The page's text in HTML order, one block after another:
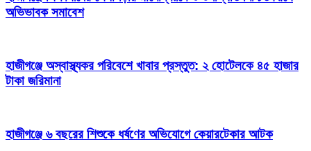
অভিভাবক সমাবেশ
হাজীগঞ্জে অস্বাস্থ্যকর পরিবেশে খাবার প্রস্তুত: ২ হোটেলকে ৪৫ হাজার
টাকা জরিমানা
হাজীগঞ্জে ৬ বছরের শিশুকে ধর্ষণের অভিযোগে কেয়ারটেকার আটক